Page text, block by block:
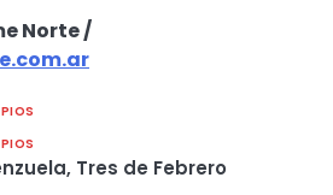
Norte /
, Tres de Febrero